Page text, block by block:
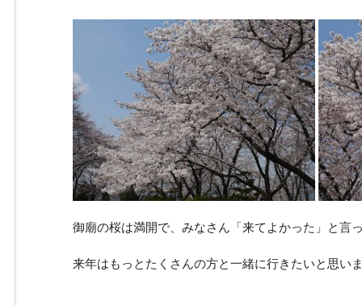
御廟の桜は満開で、みなさん「来てよかった」と言
来年はもっとたくさんの方と一緒に行きたいと思い